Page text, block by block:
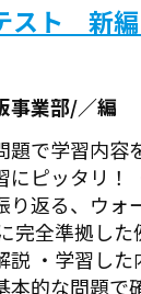
スト 新
事業部/／編
題で学習内容
にピッタリ！
り返る、ウォ
完全準拠し
説 ・学習し
本的な問題で